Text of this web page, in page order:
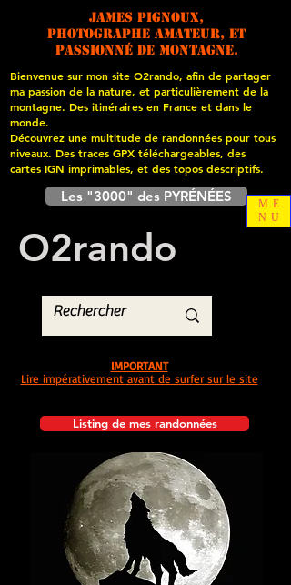
James PIGNOUX,
photographe amateur, et
passionné de montagne.
Bienvenue sur mon site O2rando, afin de partager
ma passion de la nature, et particulièrement de la
montagne. Des itinéraires en France et dans le
monde.
Découvrez une multitude de randonnées pour tous
niveaux. Des traces GPX téléchargeables, des
cartes IGN imprimables, et des topos descriptifs.
Les "3000" des PYRÉNÉES
O2rando
Listing de mes randonnées
IMPORTANT
Lire impérativement avant de surfer sur le site
ME
NU